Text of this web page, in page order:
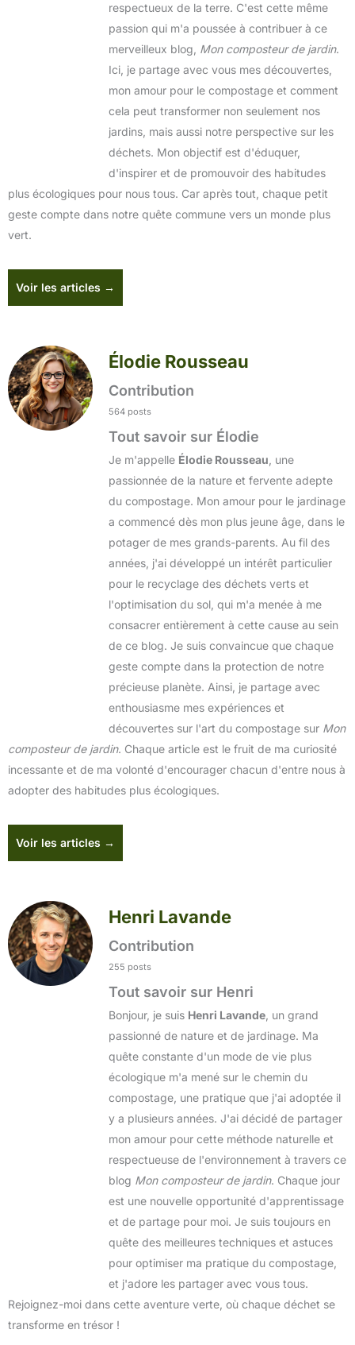
respectueux de la terre. C'est cette même
passion qui m'a poussée à contribuer à ce
merveilleux blog, Mon composteur de jardin.
Ici, je partage avec vous mes découvertes,
mon amour pour le compostage et comment
cela peut transformer non seulement nos
jardins, mais aussi notre perspective sur les
déchets. Mon objectif est d'éduquer,
d'inspirer et de promouvoir des habitudes
plus écologiques pour nous tous. Car après tout, chaque petit
geste compte dans notre quête commune vers un monde plus
vert.
Voir les articles →
Élodie Rousseau
Contribution
564 posts
Tout savoir sur Élodie
Je m'appelle Élodie Rousseau , une
passionnée de la nature et fervente adepte
du compostage. Mon amour pour le jardinage
a commencé dès mon plus jeune âge, dans le
potager de mes grands-parents. Au fil des
années, j'ai développé un intérêt particulier
pour le recyclage des déchets verts et
l'optimisation du sol, qui m'a menée à me
consacrer entièrement à cette cause au sein
de ce blog. Je suis convaincue que chaque
geste compte dans la protection de notre
précieuse planète. Ainsi, je partage avec
enthousiasme mes expériences et
découvertes sur l'art du compostage sur Mon
composteur de jardin. Chaque article est le fruit de ma curiosité
incessante et de ma volonté d'encourager chacun d'entre nous à
adopter des habitudes plus écologiques.
Voir les articles →
Henri Lavande
Contribution
255 posts
Tout savoir sur Henri
Bonjour, je suis Henri Lavande , un grand
passionné de nature et de jardinage. Ma
quête constante d'un mode de vie plus
écologique m'a mené sur le chemin du
compostage, une pratique que j'ai adoptée il
y a plusieurs années. J'ai décidé de partager
mon amour pour cette méthode naturelle et
respectueuse de l'environnement à travers ce
blog Mon composteur de jardin. Chaque jour
est une nouvelle opportunité d'apprentissage
et de partage pour moi. Je suis toujours en
quête des meilleures techniques et astuces
pour optimiser ma pratique du compostage,
et j'adore les partager avec vous tous.
Rejoignez-moi dans cette aventure verte, où chaque déchet se
transforme en trésor !